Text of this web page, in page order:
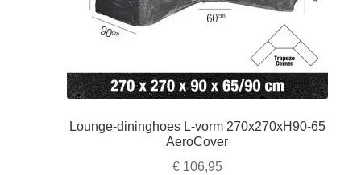
Lounge-dininghoes L-vorm 270x270xH90-65
AeroCover
€106,95